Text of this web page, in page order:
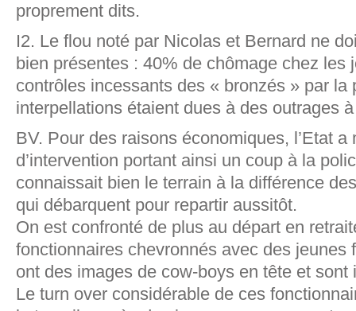
proprement dits.
I2. Le flou noté par Nicolas et Bernard ne
bien présentes : 40% de chômage chez les
contrôles incessants des « bronzés » par la
interpellations étaient dues à des outrages
BV. Pour des raisons économiques, l’Etat
d’intervention portant ainsi un coup à la
connaissait bien le terrain à la différence
qui débarquent pour repartir aussitôt.
On est confronté de plus au départ en
fonctionnaires chevronnés avec des jeunes
ont des images de cow-boys en tête et
Le turn over considérable de ces